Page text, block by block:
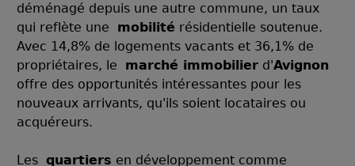
déménagé depuis une autre commune, un taux
qui reflète une mobilité résidentielle soutenue.
Avec 14,8% de logements vacants et 36,1% de
propriétaires, le marché immobilier d'Avignon
offre des opportunités intéressantes pour les
nouveaux arrivants, qu'ils soient locataires ou
acquéreurs.
Les quartiers en développement comme